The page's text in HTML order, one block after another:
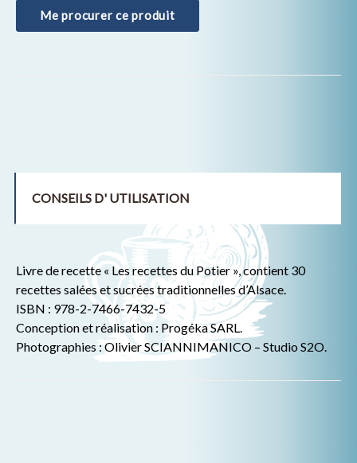
Me procurer ce produit
CONSEILS D' UTILISATION
Livre de recette « Les recettes du Potier », contient 30
recettes salées et sucrées traditionnelles d’Alsace.
ISBN : 978-2-7466-7432-5
Conception et réalisation : Progéka SARL.
Photographies : Olivier SCIANNIMANICO – Studio S2O.